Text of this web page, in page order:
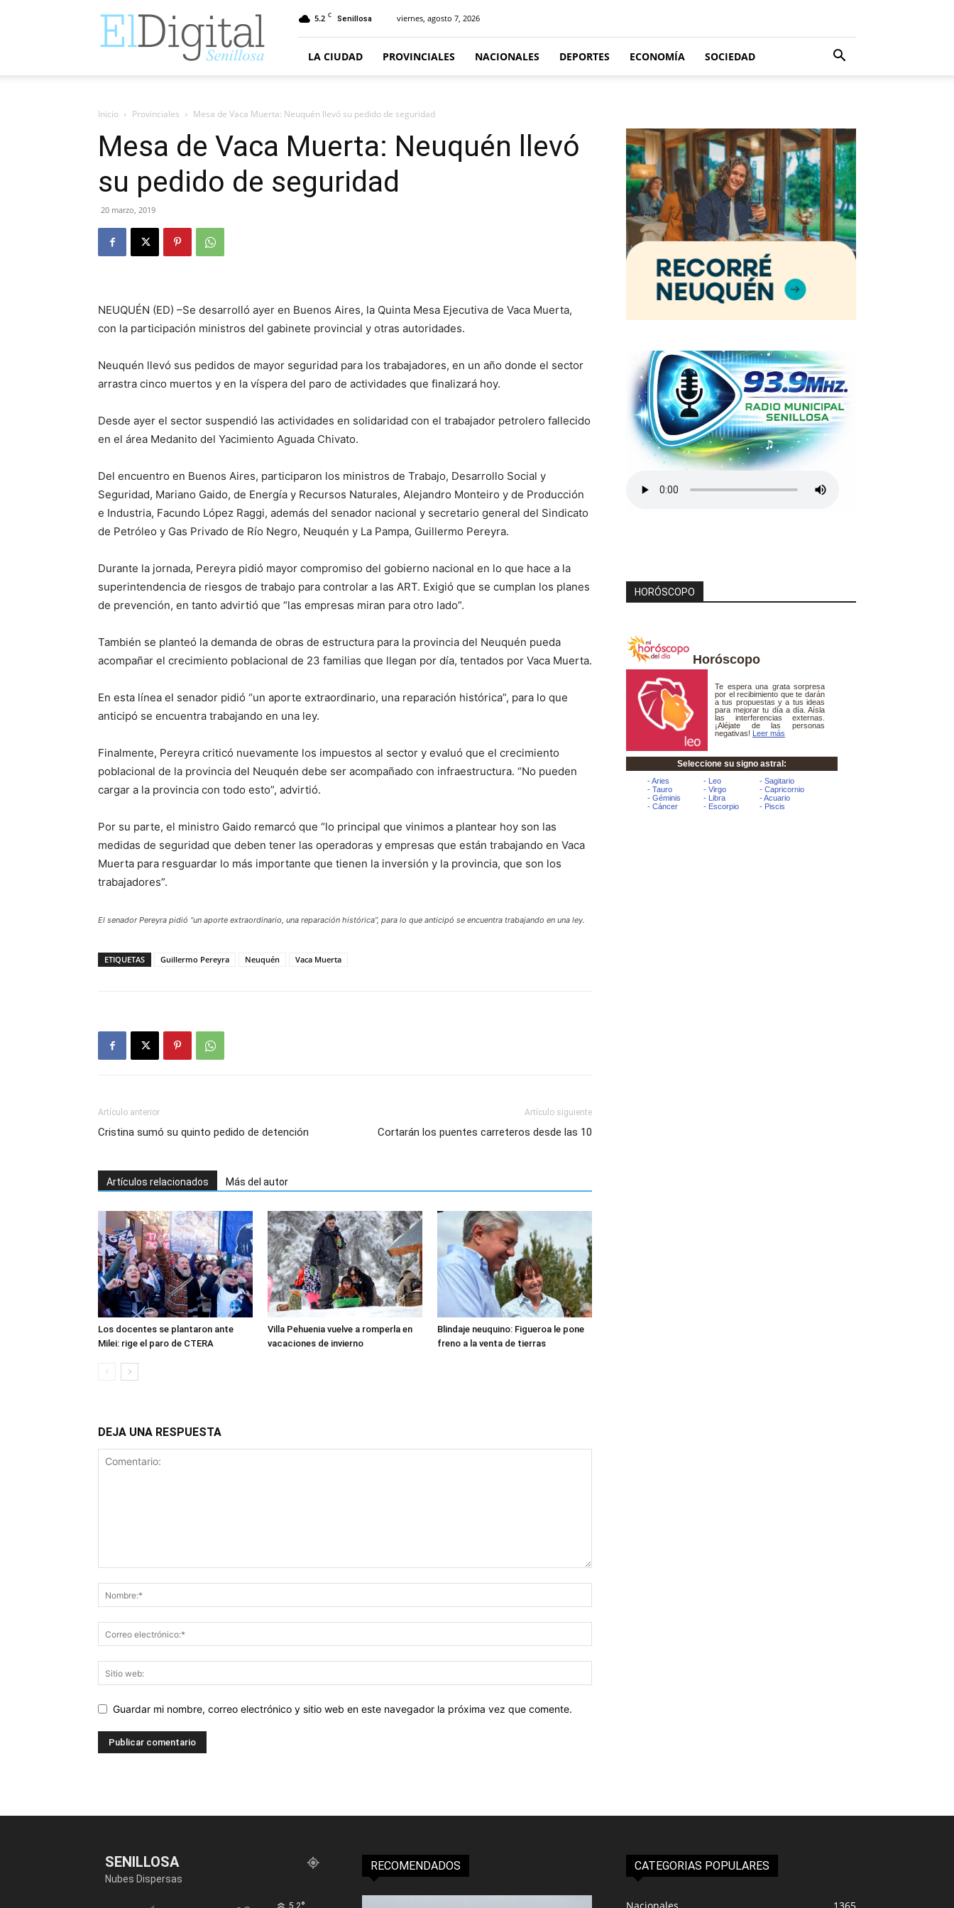
5.2 C Senillosa viernes, agosto 7, 2026
LA CIUDAD PROVINCIALES NACIONALES DEPORTES ECONOMÍA SOCIEDAD
Inicio Provinciales Mesa de Vaca Muerta: Neuquén llevó su pedido de seguridad
Mesa de Vaca Muerta: Neuquén llevó
su pedido de seguridad
20 marzo, 2019
NEUQUÉN (ED) –Se desarrolló ayer en Buenos Aires, la Quinta Mesa Ejecutiva de Vaca Muerta,
con la participación ministros del gabinete provincial y otras autoridades.
Neuquén llevó sus pedidos de mayor seguridad para los trabajadores, en un año donde el sector
arrastra cinco muertos y en la víspera del paro de actividades que finalizará hoy.
Desde ayer el sector suspendió las actividades en solidaridad con el trabajador petrolero fallecido
en el área Medanito del Yacimiento Aguada Chivato.
Del encuentro en Buenos Aires, participaron los ministros de Trabajo, Desarrollo Social y
Seguridad, Mariano Gaido, de Energía y Recursos Naturales, Alejandro Monteiro y de Producción
e Industria, Facundo López Raggi, además del senador nacional y secretario general del Sindicato
de Petróleo y Gas Privado de Río Negro, Neuquén y La Pampa, Guillermo Pereyra.
Durante la jornada, Pereyra pidió mayor compromiso del gobierno nacional en lo que hace a la
superintendencia de riesgos de trabajo para controlar a las ART. Exigió que se cumplan los planes
de prevención, en tanto advirtió que “las empresas miran para otro lado”.
También se planteó la demanda de obras de estructura para la provincia del Neuquén pueda
acompañar el crecimiento poblacional de 23 familias que llegan por día, tentados por Vaca Muerta.
En esta línea el senador pidió “un aporte extraordinario, una reparación histórica”, para lo que
anticipó se encuentra trabajando en una ley.
Finalmente, Pereyra criticó nuevamente los impuestos al sector y evaluó que el crecimiento
poblacional de la provincia del Neuquén debe ser acompañado con infraestructura. “No pueden
cargar a la provincia con todo esto”, advirtió.
Por su parte, el ministro Gaido remarcó que “lo principal que vinimos a plantear hoy son las
medidas de seguridad que deben tener las operadoras y empresas que están trabajando en Vaca
Muerta para resguardar lo más importante que tienen la inversión y la provincia, que son los
trabajadores”.
El senador Pereyra pidió “un aporte extraordinario, una reparación histórica”, para lo que anticipó se encuentra trabajando en una ley.
ETIQUETAS Guillermo Pereyra Neuquén Vaca Muerta
Artículo anterior
Cristina sumó su quinto pedido de detención
Artículo siguiente
Cortarán los puentes carreteros desde las 10
Artículos relacionados Más del autor
Los docentes se plantaron ante
Milei: rige el paro de CTERA
Villa Pehuenia vuelve a romperla en
vacaciones de invierno
Blindaje neuquino: Figueroa le pone
freno a la venta de tierras
DEJA UNA RESPUESTA
Guardar mi nombre, correo electrónico y sitio web en este navegador la próxima vez que comente.
HORÓSCOPO
Horóscopo
SENILLOSA
Nubes Dispersas
5.2
RECOMENDADOS CATEGORIAS POPULARES
Nacionales
1365